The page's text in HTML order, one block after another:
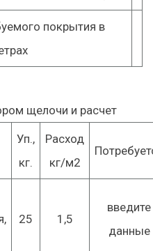
покрытия в
Уп.,
кг.
Расход
кг/м2
25 1,5
введите
данные